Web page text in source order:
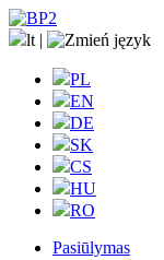
lt |
PL
EN
DE
SK
CS
HU
RO
Pasiūlymas